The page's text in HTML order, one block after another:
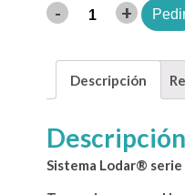
- +
Descripción
Descripción
Sistema Lodar®